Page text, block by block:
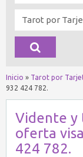
Inicio » Tarot por
932 424 782.
Vidente y
oferta
424 782.